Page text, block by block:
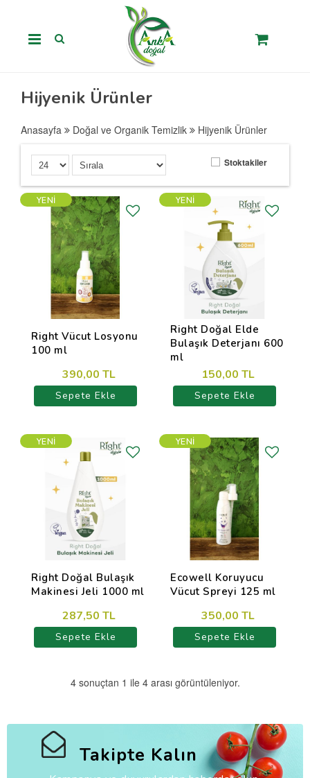
Hijyenik Ürünler
Anasayfa Doğal ve Organik Temizlik Hijyenik Ürünler
Stoktakiler
Right Vücut Losyonu
100 ml
390,00 TL
Sepete Ekle
YENI
Right Doğal Elde
Bulaşık Deterjanı 600
ml
150,00 TL
Sepete Ekle
YENI
Right Doğal Bulaşık
Makinesi Jeli 1000 ml
287,50 TL
Sepete Ekle
YENI
Ecowell Koruyucu
Vücut Spreyi 125 ml
350,00 TL
Sepete Ekle
YENI
4 sonuçtan 1 ile 4 arası görüntüleniyor.
Takipte Kalın